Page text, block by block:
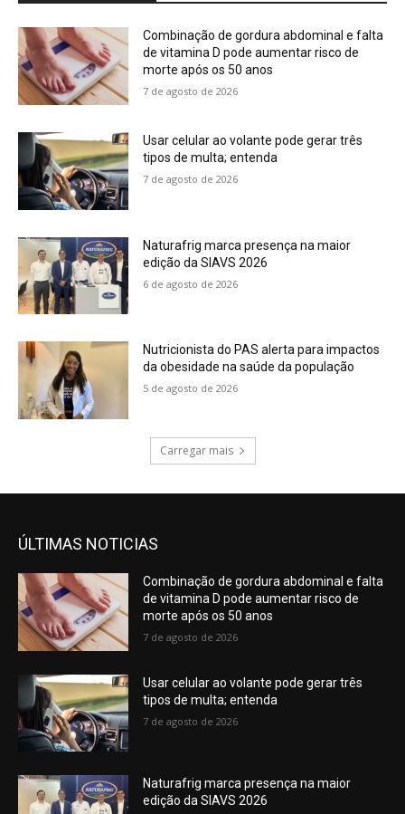
Combinação de gordura abdominal e falta
de vitamina D pode aumentar risco de
morte após os 50 anos
7 de agosto de 2026
Usar celular ao volante pode gerar três
tipos de multa; entenda
7 de agosto de 2026
Naturafrig marca presença na maior
edição da SIAVS 2026
6 de agosto de 2026
Nutricionista do PAS alerta para impactos
da obesidade na saúde da população
5 de agosto de 2026
Carregar mais
ÚLTIMAS NOTICIAS
Combinação de gordura abdominal e falta
de vitamina D pode aumentar risco de
morte após os 50 anos
7 de agosto de 2026
Usar celular ao volante pode gerar três
tipos de multa; entenda
7 de agosto de 2026
Naturafrig marca presença na maior
edição da SIAVS 2026